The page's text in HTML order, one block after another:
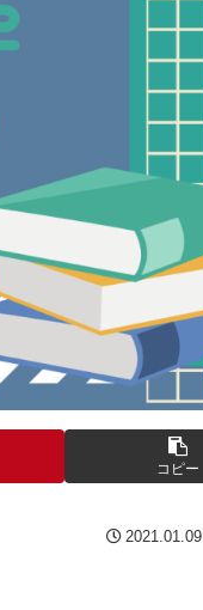
コピー
2021.01.09